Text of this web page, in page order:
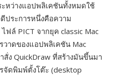
หว่างแอปพลิเคชันทั้งหมดใช้
ประการหนึ่งคือความ
ล์ PICT จากยุค classic Mac
าดของแอปพลิเคชัน Mac
สั่ง QuickDraw ที่สร้างมันขึ้นมา
จัดพิมพ์ตั้งโต๊ะ (desktop